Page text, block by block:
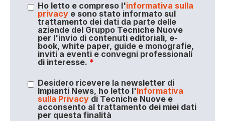
Ho letto e compreso l'informativa sulla
privacye sono stato informato sul
trattamento dei dati da parte delle
aziende del Gruppo Tecniche Nuove
per l'invio di contenuti editoriali, e-
book, white paper, guide e monografie,
inviti a eventi e convegni professionali
di interesse. *
Desidero ricevere la newsletter di
Impianti News, ho letto l'Informativa
sulla Privacydi Tecniche Nuove e
acconsento al trattamento dei miei dati
per questa finalità